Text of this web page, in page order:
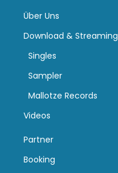
Über Uns
Download & Streaming
Singles
Sampler
Mallotze Records
Videos
Partner
Booking